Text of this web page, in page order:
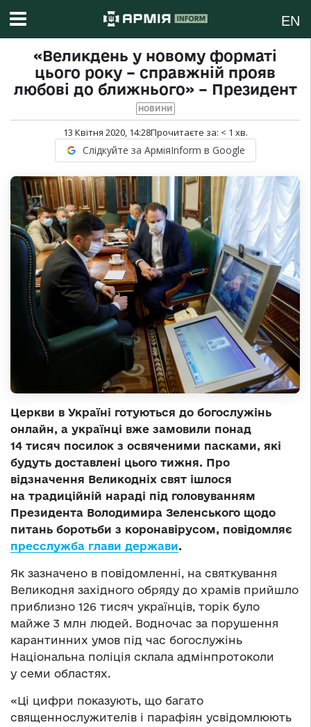
EN
«Великдень у новому форматі
цього року – справжній прояв
любові до ближнього» – Президент
НОВИНИ
13 Квітня 2020, 14:28Прочитаєте за: < 1 хв.
Слідкуйте за АрміяInform в Google
Церкви в Україні готуються до богослужінь
онлайн, а українці вже замовили понад
14 тисяч посилок з освяченими пасками, які
будуть доставлені цього тижня. Про
відзначення Великодніх свят ішлося
на традиційній нараді під головуванням
Президента Володимира Зеленського щодо
питань боротьби з коронавірусом, повідомляє
пресслужба глави держави.
Як зазначено в повідомленні, на святкування
Великодня західного обряду до храмів прийшло
приблизно 126 тисяч українців, торік було
майже 3 млн людей. Водночас за порушення
карантинних умов під час богослужінь
Національна поліція склала адмінпротоколи
у семи областях.
«Ці цифри показують, що багато
священнослужителів і парафіян усвідомлюють